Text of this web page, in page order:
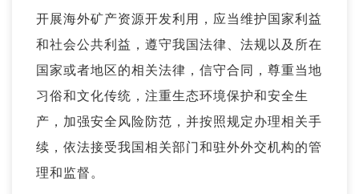
开展海外矿产资源开发利用，应当维护国家利益
和社会公共利益，遵守我国法律、法规以及所在
国家或者地区的相关法律，信守合同，尊重当地
习俗和文化传统，注重生态环境保护和安全生
产，加强安全风险防范，并按照规定办理相关手
续，依法接受我国相关部门和驻外外交机构的管
理和监督。